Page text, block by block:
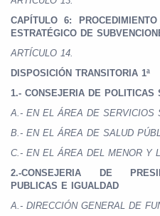
CAPÍTULO 6:
ESTRATÉGICO DE
ARTÍCULO 14.
DISPOSICIÓN TRANSITORIA 1ª
1.- CONSEJERIA DE POLITICAS
A.- EN EL ÁREA DE SERVICIOS
B.- EN EL ÁREA DE SALUD
C.- EN EL ÁREA DEL MENOR Y
2.-CONSEJERIA DE
PUBLICAS E IGUALDAD
A.- DIRECCIÓN GENERAL DE